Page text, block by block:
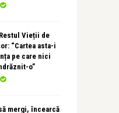
Vieții de
“Cartea asta-i
pe care nici
o”
mergi, încearcă